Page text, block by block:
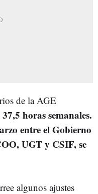
de la AGE
horas semanales.
entre el Gobierno
UGT y CSIF, se
algunos ajustes